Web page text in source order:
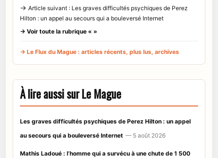
→ Article suivant : Les graves difficultés psychiques de Perez
Hilton : un appel au secours qui a bouleversé Internet
→ Voir toute la rubrique « »
→ Le Flux du Mague : articles récents, plus lus, archives
À lire aussi sur Le Mague
Les graves difficultés psychiques de Perez Hilton : un appel
au secours qui a bouleversé Internet — 5 août 2026
Mathis Ladoué : l’homme qui a survécu à une chute de 1 500